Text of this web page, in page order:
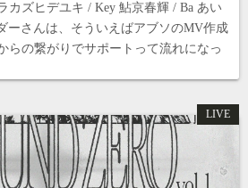
カズヒデユキ / Key 鮎京春輝 / Ba あい
ーさんは、そういえばアブソのMV作成
らの繋がりでサポートって流れになっ
LIVE